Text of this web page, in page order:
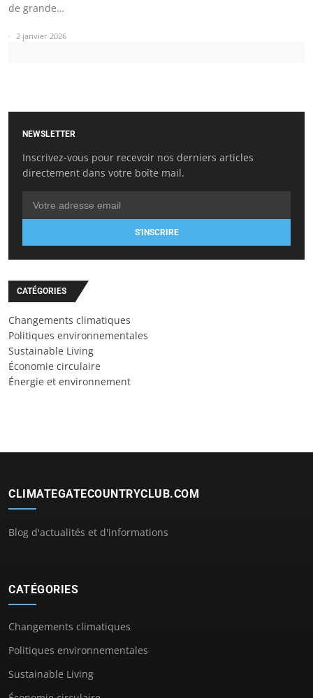
de grande…
2 janvier 2026
NEWSLETTER
Inscrivez-vous pour recevoir nos derniers articles
directement dans votre boîte mail.
S'INSCRIRE
CATÉGORIES
Changements climatiques
Politiques environnementales
Sustainable Living
Économie circulaire
Énergie et environnement
CLIMATEGATECOUNTRYCLUB.COM
Blog d'actualités et d'informations
CATÉGORIES
Changements climatiques
Politiques environnementales
Sustainable Living